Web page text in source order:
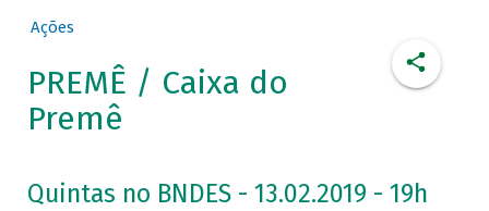
Ações
PREMÊ / Caixa do
Premê
Quintas no BNDES - 13.02.2019 - 19h